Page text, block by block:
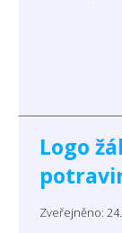
Logo
Zveřejněno: